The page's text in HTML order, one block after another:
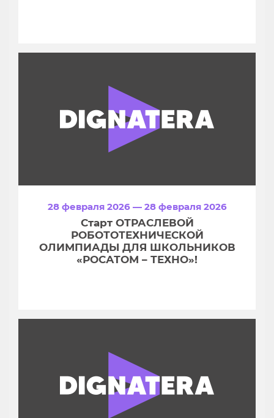
28 февраля 2026 — 28 февраля 2026
Старт ОТРАСЛЕВОЙ
РОБОТОТЕХНИЧЕСКОЙ
ОЛИМПИАДЫ ДЛЯ ШКОЛЬНИКОВ
«РОСАТОМ – ТЕХНО»!